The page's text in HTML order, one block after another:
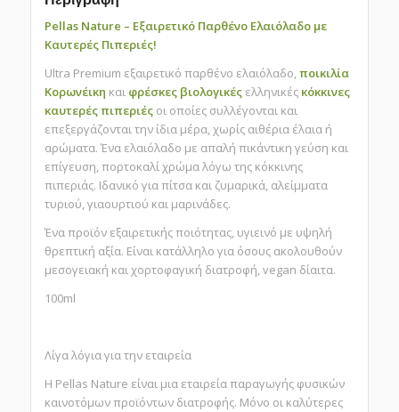
Pellas Nature – Εξαιρετικό Παρθένο Ελαιόλαδο με
Καυτερές Πιπεριές!
Ultra Premium εξαιρετικό παρθένο ελαιόλαδο,ποικιλία
Κορωνέικη και φρέσκες βιολογικέςελληνικές κόκκινες
καυτερές πιπεριέςοι οποίες συλλέγονται και
επεξεργάζονται την ίδια μέρα, χωρίς αιθέρια έλαια ή
αρώματα. Ένα ελαιόλαδο με απαλή πικάντικη γεύση και
επίγευση, πορτοκαλί χρώμα λόγω της κόκκινης
πιπεριάς. Ιδανικό για πίτσα και ζυμαρικά, αλείμματα
τυριού, γιαουρτιού και μαρινάδες.
Ένα προϊόν εξαιρετικής ποιότητας, υγιεινό με υψηλή
θρεπτική αξία. Είναι κατάλληλο για όσους ακολουθούν
μεσογειακή και χορτοφαγική διατροφή, vegan δίαιτα.
100ml
Λίγα λόγια για την εταιρεία
Η Pellas Nature είναι μια εταιρεία παραγωγής φυσικών
καινοτόμων προϊόντων διατροφής. Μόνο οι καλύτερες